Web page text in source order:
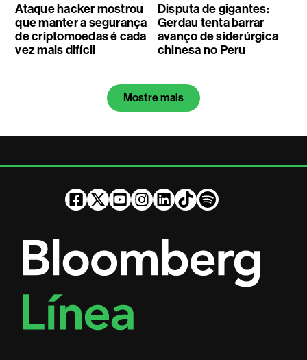
Ataque hacker mostrou
que manter a segurança
de criptomoedas é cada
vez mais difícil
Disputa de gigantes:
Gerdau tenta barrar
avanço de siderúrgica
chinesa no Peru
Mostre mais